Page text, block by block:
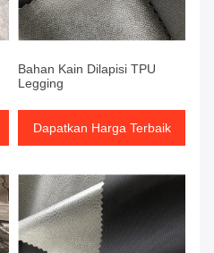
Bahan Kain Dilapisi TPU
Legging
Dapatkan Harga Terbaik